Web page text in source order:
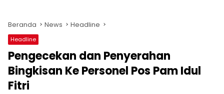
Beranda News Headline
Headline
Pengecekan dan Penyerahan
Bingkisan Ke Personel Pos Pam Idul
Fitri